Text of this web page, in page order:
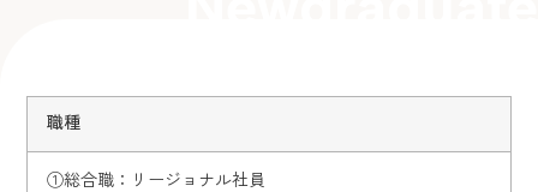
職種
①総合職：リージョナル社員